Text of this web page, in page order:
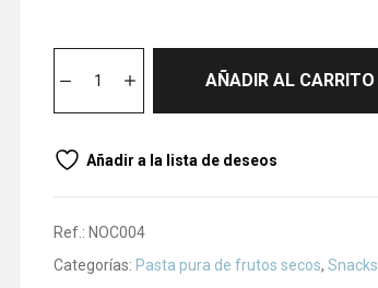
AÑADIR AL CARRITO
Añadir a la lista de deseos
Ref.: NOC004
Categorías: Pasta pura de frutos secos, Snacks